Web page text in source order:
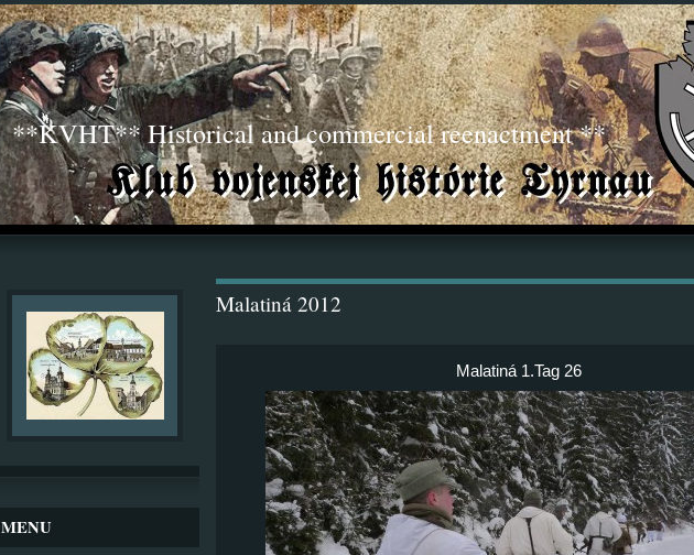
**KVHT** Historical and commercial reenactment **
Malatiná 2012
Malatiná 1.Tag 26
MENU